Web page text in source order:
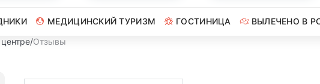
МЕДИЦИНСКИЙ ТУРИЗМ ГОСТИНИЦА ВЫЛЕЧЕНО В
/Отзывы